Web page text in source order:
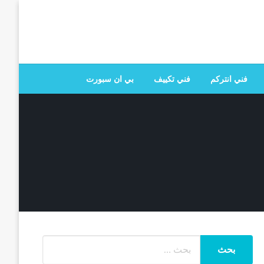
جميع الخدمات المنزلية في الكويت
فني انتركم فني تكييف بي ان سبورت